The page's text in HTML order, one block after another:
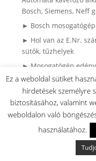
Bosch, Siemens, Neff
► Bosch
► Hol van az E.Nr.
sütők, tűzhelyek
► Mosogatógép
útmutató: Minden,
karbantartásáról,
► Bosch, Siemens és
(mágnesgumi)
► Bosch MUM serie
► Bosch fűnyíró
Ez a weboldal sütiket
hirdetések személyre
biztosításához, valamint
weboldalon való
használatához.